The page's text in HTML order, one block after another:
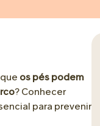
• Texturas e Tipos de
os pés podem
? Conhecer
para prevenir